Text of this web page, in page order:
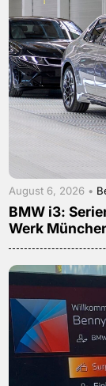
August 6, 2026 •
BMW i3:
Werk